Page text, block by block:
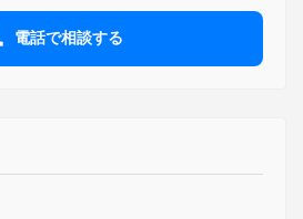
電話で相談する